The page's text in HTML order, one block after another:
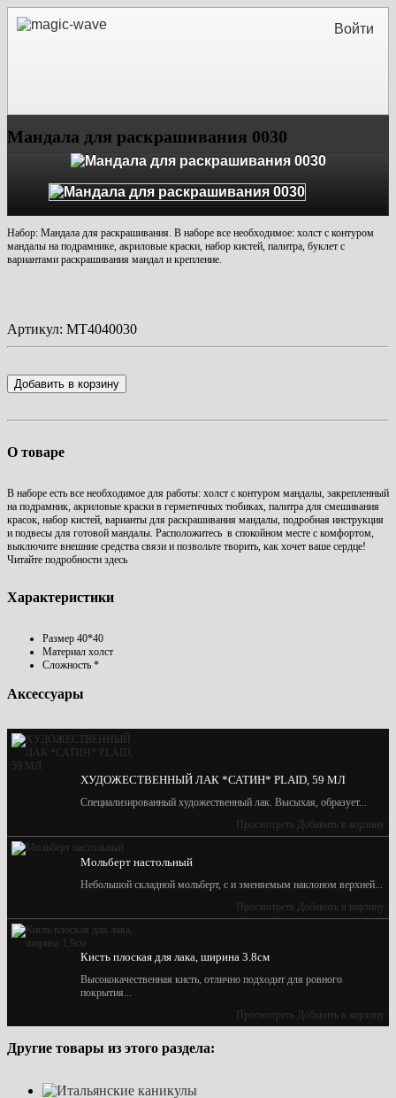
Войти
Мандала для раскрашивания 0030
Набор: Мандала для раскрашивания. В наборе все необходимое: холст с контуром
мандалы на подрамнике, акриловые краски, набор кистей, палитра, буклет с
вариантами раскрашивания мандал и крепление.
Артикул: MT4040030
Добавить в корзину
О товаре
В наборе есть все необходимое для работы: холст с контуром мандалы, закрепленный
на подрамник, акриловые краски в герметичных тюбиках, палитра для смешивания
красок, набор кистей, варианты для раскрашивания мандалы, подробная инструкция
и подвесы для готовой мандалы. Расположитесь в спокойном месте с комфортом,
выключите внешние средства связи и позвольте творить, как хочет ваше сердце!
Читайте подробности здесь
Характеристики
Размер 40*40
Материал холст
Сложность *
Аксессуары
ХУДОЖЕСТВЕННЫЙ ЛАК *САТИН* PLAID, 59 МЛ
Специализированный художественный лак. Высыхая, образует...
Просмотреть Добавить в корзину
Мольберт настольный
Небольшой складной мольберт, с и зменяемым наклоном верхней...
Просмотреть Добавить в корзину
Кисть плоская для лака, ширина 3.8см
Высококачественная кисть, отлично подходит для ровного
покрытия...
Просмотреть Добавить в корзину
Другие товары из этого раздела: